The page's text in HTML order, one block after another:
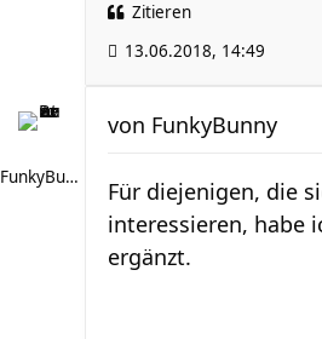
Zitieren
13.06.2018, 14:49
FunkyBunny
von FunkyBunny
Für diejenigen, die
interessieren, habe
ergänzt.